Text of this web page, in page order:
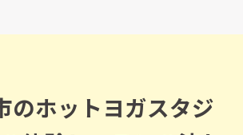
のホットヨガスタジ